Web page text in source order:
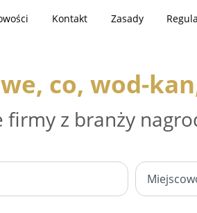
Kontakt Zasady
co, wod-
firmy z branży